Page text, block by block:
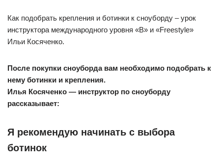
Как подобрать крепления и ботинки к сноуборду – урок
инструктора международного уровня «B» и «Freestyle»
Ильи Косяченко.
После покупки сноуборда вам необходимо подобрать к
нему ботинки и крепления.
Илья Косяченко — инструктор по сноуборду
рассказывает:
Я рекомендую начинать с выбора
ботинок